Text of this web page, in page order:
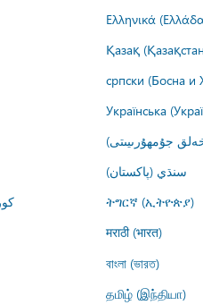
Ελληνικά
Қазақ
српски (Босна и
Українська
جۇمھۇرىيىتى)
سنڌي (پاکستان)
ትግርኛ (ኢትዮጵያ)
मराठी (भारत)
বাংলা (ভারত)
தமிழ் (இந்தியா)